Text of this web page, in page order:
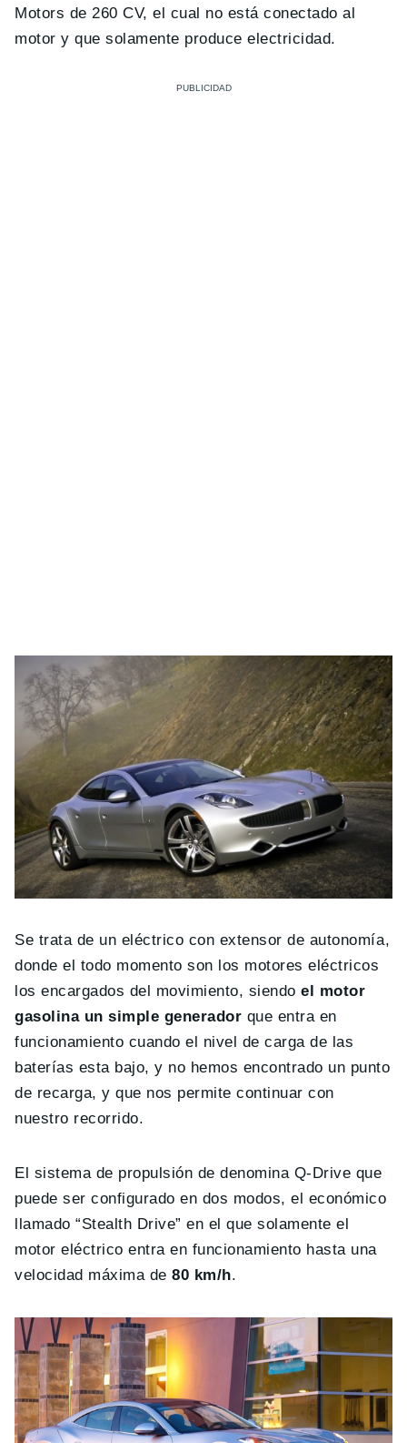
Motors de 260 CV, el cual no está conectado al
motor y que solamente produce electricidad.
Se trata de un eléctrico con extensor de autonomía,
donde el todo momento son los motores eléctricos
los encargados del movimiento, siendoel motor
gasolina un simple generador que entra en
funcionamiento cuando el nivel de carga de las
baterías esta bajo, y no hemos encontrado un punto
de recarga, y que nos permite continuar con
nuestro recorrido.
El sistema de propulsión de denomina Q-Drive que
puede ser configurado en dos modos, el económico
llamado “Stealth Drive” en el que solamente el
motor eléctrico entra en funcionamiento hasta una
velocidad máxima de80 km/h.